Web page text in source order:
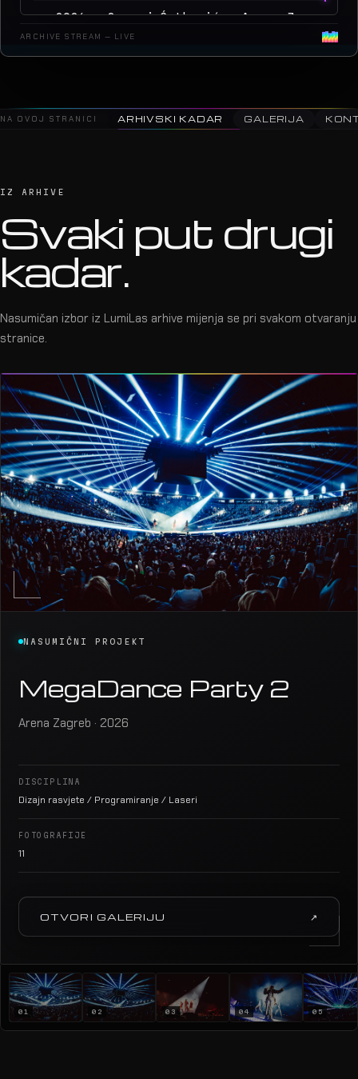
2026 · Peđa Jovanović · Arena Zagreb
ARCHIVE STREAM — LIVE
NA OVOJ STRANICI ARHIVSKI KADAR GALERIJA
IZ ARHIVE
Svaki put drugi
kadar.
Nasumičan izbor iz LumiLas arhive mijenja se pri svakom otvaranju
stranice.
NASUMIČNI PROJEKT
MegaDance Party 2
Arena Zagreb · 2026
DISCIPLINA
Dizajn rasvjete / Programiranje / Laseri
FOTOGRAFIJE
11
OTVORI GALERIJU ↗
01 02 03 04 05